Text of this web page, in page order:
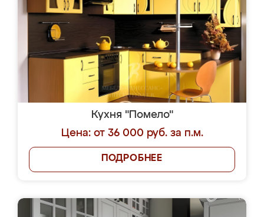
Кухня "Помело"
Цена: от 36 000 руб. за п.м.
ПОДРОБНЕЕ